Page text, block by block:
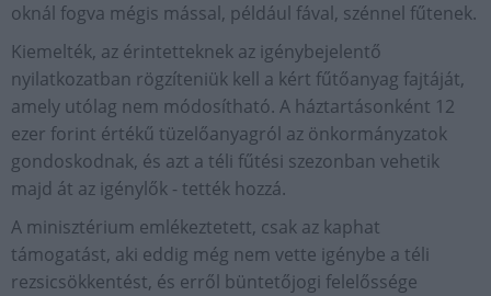
oknál fogva mégis mással, például fával, szénnel fűtenek.
Kiemelték, az érintetteknek az igénybejelentő
nyilatkozatban rögzíteniük kell a kért fűtőanyag fajtáját,
amely utólag nem módosítható. A háztartásonként 12
ezer forint értékű tüzelőanyagról az önkormányzatok
gondoskodnak, és azt a téli fűtési szezonban vehetik
majd át az igénylők - tették hozzá.
A minisztérium emlékeztetett, csak az kaphat
támogatást, aki eddig még nem vette igénybe a téli
rezsicsökkentést, és erről büntetőjogi felelőssége